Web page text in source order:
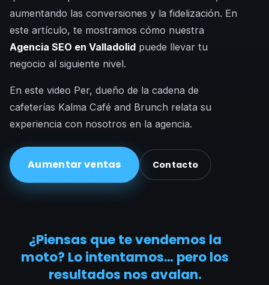
aumentando las conversiones y la fidelización. En
este artículo, te mostramos cómo nuestra
Agencia SEO en Valladolid puede llevar tu
negocio al siguiente nivel.
En este video Per, dueño de la cadena de
cafeterías Kalma Café and Brunch relata su
experiencia con nosotros en la agencia.
Aumentar ventas Contacto
¿Piensas que te vendemos la
moto? Lo intentamos… pero los
resultados nos avalan.